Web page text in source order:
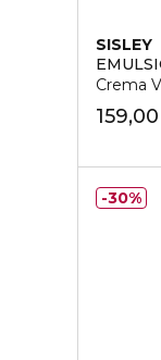
SISLEY
Crema
30%